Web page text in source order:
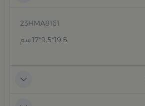
23HMA8161
19.5*9.5*17 سم